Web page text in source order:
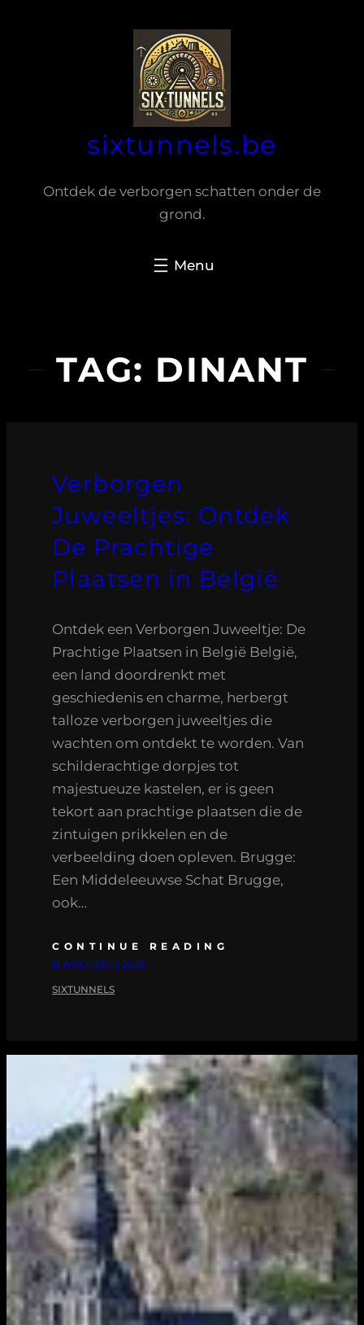
sixtunnels.be
Ontdek de verborgen schatten onder de
grond.
TAG: DINANT
Verborgen
Juweeltjes: Ontdek
De Prachtige
Plaatsen in België
Ontdek een Verborgen Juweeltje: De
Prachtige Plaatsen in België België,
een land doordrenkt met
geschiedenis en charme, herbergt
talloze verborgen juweeltjes die
wachten om ontdekt te worden. Van
schilderachtige dorpjes tot
majestueuze kastelen, er is geen
tekort aan prachtige plaatsen die de
zintuigen prikkelen en de
verbeelding doen opleven. Brugge:
Een Middeleeuwse Schat Brugge,
ook…
CONTINUE READING
12 AUGUSTUS 2025
SIXTUNNELS